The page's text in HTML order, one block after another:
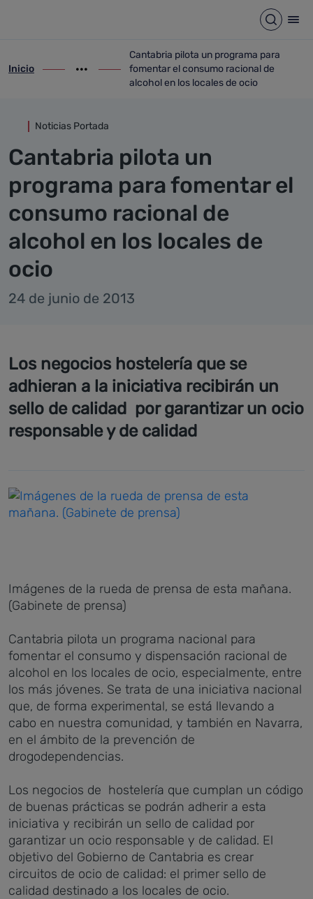
Abrir
ir-a inicio
Inicio
Mostrar opciones del camino de migas
ir-a Cantabria pilota un programa para
Cantabria pilota un programa para
fomentar el consumo racional de
alcohol en los locales de ocio
Noticias Portada
Cantabria pilota un
programa para fomentar el
consumo racional de
alcohol en los locales de
ocio
24 de junio de 2013
Los negocios hostelería que se
adhieran a la iniciativa recibirán un
sello de calidad por garantizar un ocio
responsable y de calidad
Imágenes de la rueda de prensa de esta mañana.
(Gabinete de prensa)
Cantabria pilota un programa nacional para
fomentar el consumo y dispensación racional de
alcohol en los locales de ocio, especialmente, entre
los más jóvenes. Se trata de una iniciativa nacional
que, de forma experimental, se está llevando a
cabo en nuestra comunidad, y también en Navarra,
en el ámbito de la prevención de
drogodependencias.
Los negocios de hostelería que cumplan un código
de buenas prácticas se podrán adherir a esta
iniciativa y recibirán un sello de calidad por
garantizar un ocio responsable y de calidad. El
objetivo del Gobierno de Cantabria es crear
circuitos de ocio de calidad: el primer sello de
calidad destinado a los locales de ocio.